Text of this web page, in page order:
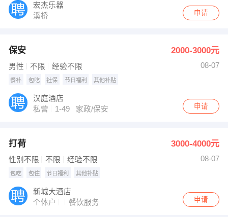
宏杰乐器
溪桥
申请
保安 2000-3000元
男性 不限 经验不限 08-07
餐补 包吃 社保 节日福利 其他补贴
汉庭酒店
私营
1-49 家政/保安 申请
打荷 3000-4000元
性别不限 不限 经验不限 08-07
包吃 包住 节日福利 其他补贴
新城大酒店
个体户
餐饮服务 申请